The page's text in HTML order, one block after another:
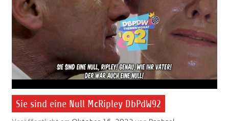
Sie sind eine Null McRipley DbPdW92